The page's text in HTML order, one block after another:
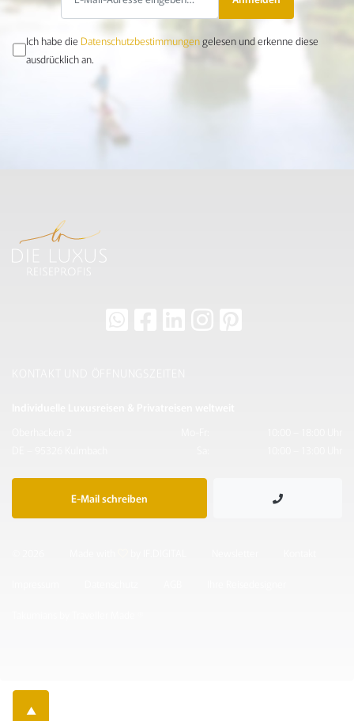
Ich habe die Datenschutzbestimmungengelesen und erkenne diese
ausdrücklich an.
E-Mail schreiben
▲